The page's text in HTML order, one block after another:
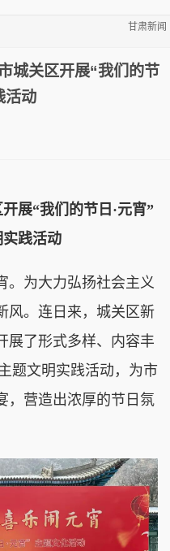
甘肃新闻
城关区开展“我们的节
活动
展“我们的节日·元宵”
践活动
为大力弘扬社会主义
风。连日来，城关区新
展了形式多样、内容丰
题文明实践活动，为市
，营造出浓厚的节日氛